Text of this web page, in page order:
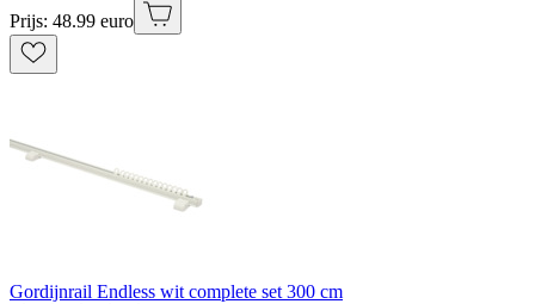
Prijs: 48.99 euro
Gordijnrail Endless wit complete set 300 cm